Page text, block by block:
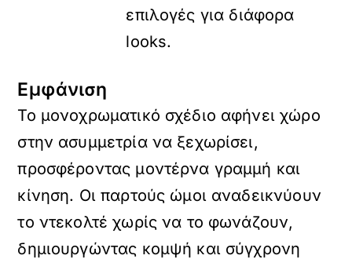
επιλογές για διάφορα
looks.
Εμφάνιση
Το μονοχρωματικό σχέδιο αφήνει χώρο
στην ασυμμετρία να ξεχωρίσει,
προσφέροντας μοντέρνα γραμμή και
κίνηση. Οι παρτούς ώμοι αναδεικνύουν
το ντεκολτέ χωρίς να το φωνάζουν,
δημιουργώντας κομψή και σύγχρονη